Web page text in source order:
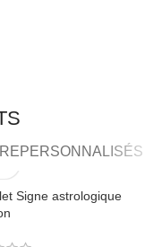
PERSONNALISÉS
Signe astrologique